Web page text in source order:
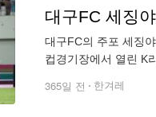
대구FC 세징
대구FC의 주포 세징
컵경기장에서 열린 K
365일 전 한겨레